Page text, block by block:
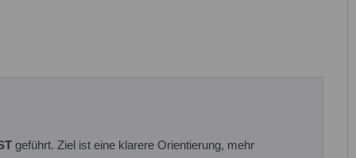
geführt. Ziel ist eine klarere Orientierung, mehr